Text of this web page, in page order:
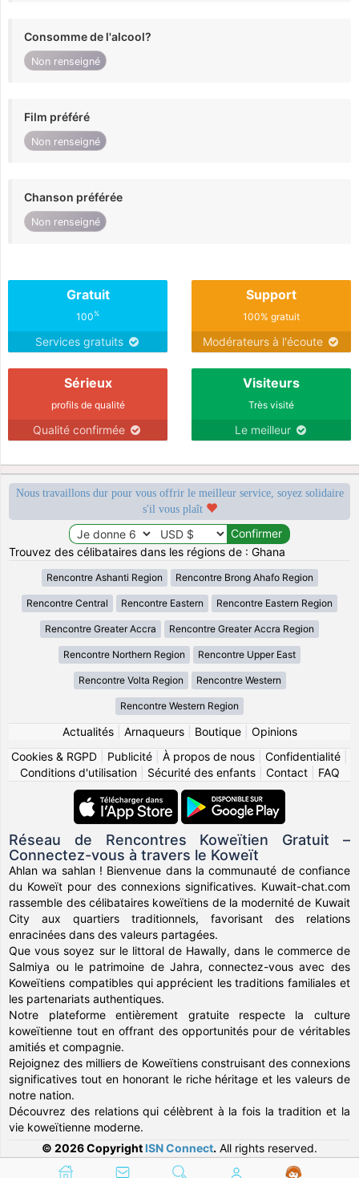
Consomme de l'alcool?
Non renseigné
Film préféré
Non renseigné
Chanson préférée
Non renseigné
Gratuit
100%
Services gratuits
Support
100% gratuit
Modérateurs à l'écoute
Sérieux
profils de qualité
Qualité confirmée
Visiteurs
Très visité
Le meilleur
Nous travaillons dur pour vous offrir le meilleur service, soyez solidaire
s'il vous plaît
Trouvez des célibataires dans les régions de : Ghana
Rencontre Ashanti Region Rencontre Brong Ahafo Region
Rencontre Central Rencontre Eastern Rencontre Eastern Region
Rencontre Greater Accra Rencontre Greater Accra Region
Rencontre Northern Region Rencontre Upper East
Rencontre Volta Region Rencontre Western
Rencontre Western Region
Actualités| Arnaqueurs| Boutique| Opinions
Cookies & RGPD
Publicité À propos de nous Confidentialité
Conditions d'utilisation| Sécurité des enfants| Contact| FAQ
Réseau de Rencontres Koweïtien Gratuit –
Connectez-vous à travers le Koweït
Ahlan wa sahlan ! Bienvenue dans la communauté de confiance
du Koweït pour des connexions significatives. Kuwait-chat.com
rassemble des célibataires koweïtiens de la modernité de Kuwait
City aux quartiers traditionnels, favorisant des relations
enracinées dans des valeurs partagées.
Que vous soyez sur le littoral de Hawally, dans le commerce de
Salmiya ou le patrimoine de Jahra, connectez-vous avec des
Koweïtiens compatibles qui apprécient les traditions familiales et
les partenariats authentiques.
Notre plateforme entièrement gratuite respecte la culture
koweïtienne tout en offrant des opportunités pour de véritables
amitiés et compagnie.
Rejoignez des milliers de Koweïtiens construisant des connexions
significatives tout en honorant le riche héritage et les valeurs de
notre nation.
Découvrez des relations qui célèbrent à la fois la tradition et la
vie koweïtienne moderne.
© 2026 Copyright ISN Connect. All rights reserved.